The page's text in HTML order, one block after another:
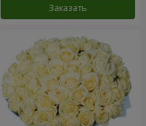
Заказать